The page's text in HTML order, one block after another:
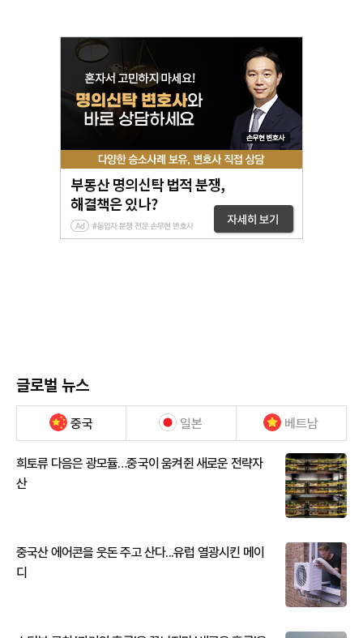
글로벌 뉴스
중국 일본 베트남
희토류 다음은 광모듈…중국이 움켜쥔 새로운 전략자
산
중국산 에어콘을 웃돈 주고 산다...유럽 열광시킨 메이
디